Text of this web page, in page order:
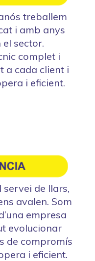
treballem
i amb anys
el sector.
complet i
a cada client i
i eficient.
servei de llars,
avalen. Som
empresa
evolucionar
de compromís
i eficient.